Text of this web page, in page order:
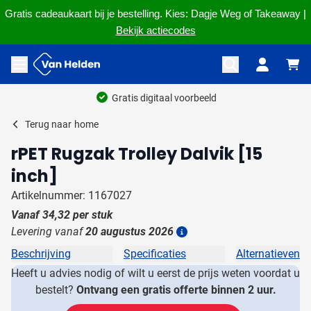
Gratis cadeaukaart bij je bestelling. Kies: Dagje Weg of Takeaway |
Bekijk actiecodes
Ga naar de inhoud
Menu openen
Gratis digitaal voorbeeld
Terug naar home
rPET Rugzak Trolley Dalvik [15
inch]
Artikelnummer: 1167027
Vanaf34,32 per stuk
Levering vanaf20 augustus 2026
Beschrijving Specificaties
Alternatieven
Heeft u advies nodig of wilt u eerst de prijs weten voordat u
bestelt? Ontvang een gratis offerte binnen 2 uur.